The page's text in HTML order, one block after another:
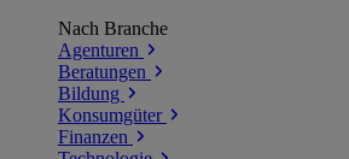
Nach Branche
Agenturen
Beratungen
Bildung
Konsumgüter
Finanzen